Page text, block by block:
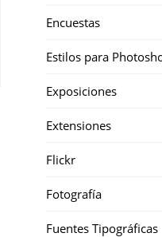
Encuestas
Estilos para
Exposiciones
Extensiones
Flickr
Fotografía
Fuentes Tipográficas